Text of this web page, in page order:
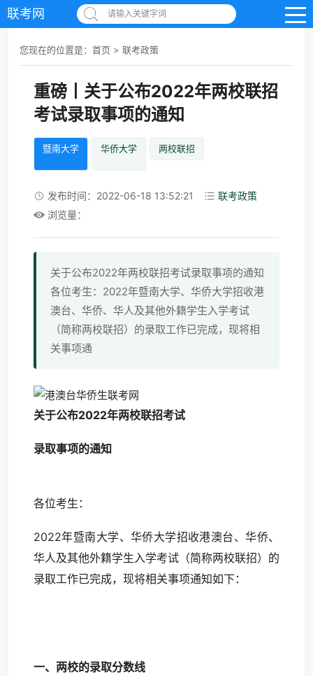
联考网 请输入关键字词
您现在的位置是： 首页 > 联考政策
重磅丨关于公布2022年两校联招
考试录取事项的通知
暨南大学 华侨大学 两校联招
发布时间：2022-06-18 13:52:21
联考政策
浏览量：
关于公布2022年两校联招考试录取事项的通知
各位考生：2022年暨南大学、华侨大学招收港
澳台、华侨、华人及其他外籍学生入学考试
（简称两校联招）的录取工作已完成，现将相
关事项通
关于公布2022年两校联招考试
录取事项的通知
各位考生：
2022年暨南大学、华侨大学招收港澳台、华侨、
华人及其他外籍学生入学考试（简称两校联招）的
录取工作已完成，现将相关事项通知如下：
一、两校的录取分数线